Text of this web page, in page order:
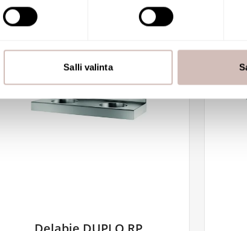
evästeilmoituksessa.
jaamme sosiaalisen median, mainosalan ja
sivustoamme. Kumppanimme voivat yhdistää näitä
Salli valinta